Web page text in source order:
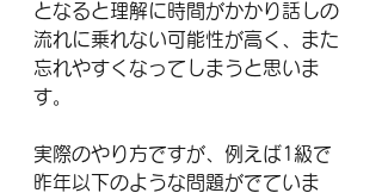
となると理解に時間がかかり話しの
流れに乗れない可能性が高く、また
忘れやすくなってしまうと思いま
す。
実際のやり方ですが、例えば1級で
昨年以下のような問題がでていま